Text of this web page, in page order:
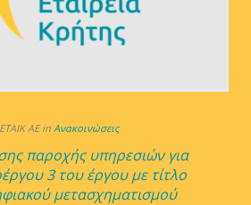
ΑΕ in Ανακοινώσεις
παροχής υπηρεσιών για
3 του έργου με τίτλο
μετασχηματισμού